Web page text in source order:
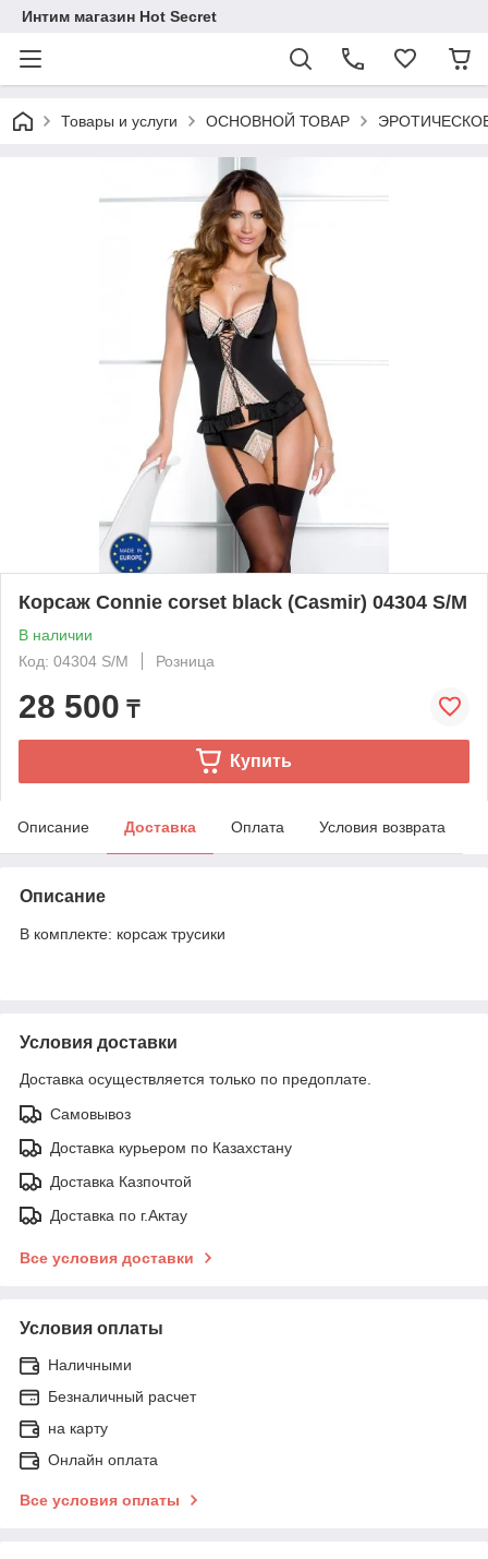
Интим магазин Hot Secret
Товары и услуги ОСНОВНОЙ ТОВАР
Корсаж Connie corset black (Casmir) 04304 S/M
В наличии
Код: 04304 S/M
Розница
28 500 ₸
Купить
Описание Доставка Оплата Условия возврата
Описание
В комплекте: корсаж трусики
Условия доставки
Доставка осуществляется только по предоплате.
Самовывоз
Доставка курьером по Казахстану
Доставка Казпочтой
Доставка по г.Актау
Все условия доставки
Условия оплаты
Наличными
Безналичный расчет
на карту
Онлайн оплата
Все условия оплаты